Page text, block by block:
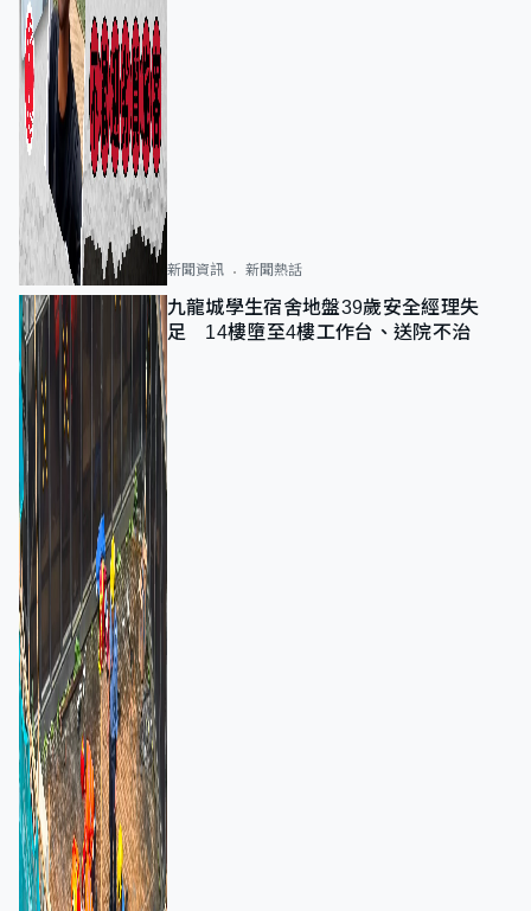
新聞資訊 新聞熱話
九龍城學生宿舍地盤39歲安全經理失
足 14樓墮至4樓工作台、送院不治